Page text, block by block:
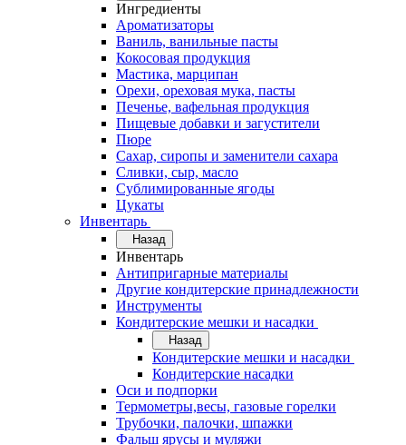
Ингредиенты
Ароматизаторы
Ваниль, ванильные пасты
Кокосовая продукция
Мастика, марципан
Орехи, ореховая мука, пасты
Печенье, вафельная продукция
Пищевые добавки и загустители
Пюре
Сахар, сиропы и заменители сахара
Сливки, сыр, масло
Сублимированные ягоды
Цукаты
Инвентарь
Назад
Инвентарь
Антипригарные материалы
Другие кондитерские принадлежности
Инструменты
Кондитерские мешки и насадки
Назад
Кондитерские мешки и насадки
Кондитерские насадки
Оси и подпорки
Термометры,весы, газовые горелки
Трубочки, палочки, шпажки
Фальш ярусы и муляжи